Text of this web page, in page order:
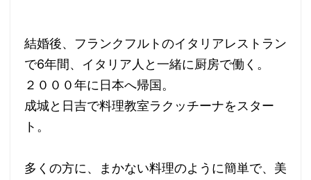
結婚後、フランクフルトのイタリアレストラン
で6年間、イタリア人と一緒に厨房で働く。
２０００年に日本へ帰国。
成城と日吉で料理教室ラクッチーナをスター
ト。
多くの方に、まかない料理のように簡単で、美